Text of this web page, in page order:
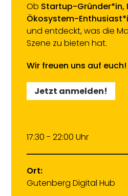
Ob Startup-Gründer*in,
Ökosystem-
und entdeckt, was die
Szene zu bieten hat.
Wir freuen uns auf euch!
Jetzt anmelden!
17:30 - 22:00 Uhr
Ort:
Gutenberg Digital Hub